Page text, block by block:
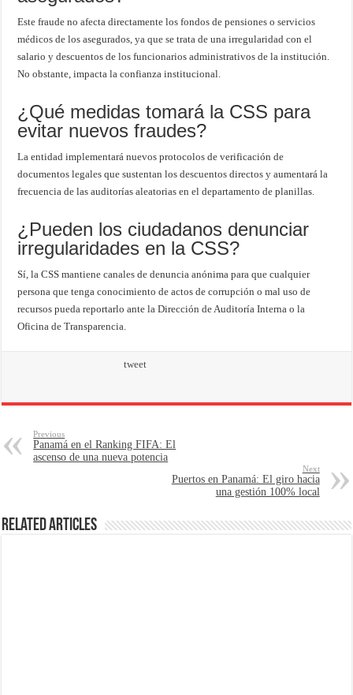
Este fraude no afecta directamente los fondos de pensiones o servicios
médicos de los asegurados, ya que se trata de una irregularidad con el
salario y descuentos de los funcionarios administrativos de la institución.
No obstante, impacta la confianza institucional.
¿Qué medidas tomará la CSS para
evitar nuevos fraudes?
La entidad implementará nuevos protocolos de verificación de
documentos legales que sustentan los descuentos directos y aumentará la
frecuencia de las auditorías aleatorias en el departamento de planillas.
¿Pueden los ciudadanos denunciar
irregularidades en la CSS?
Sí, la CSS mantiene canales de denuncia anónima para que cualquier
persona que tenga conocimiento de actos de corrupción o mal uso de
recursos pueda reportarlo ante la Dirección de Auditoría Interna o la
Oficina de Transparencia.
tweet
Previous
Panamá en el Ranking FIFA: El
ascenso de una nueva potencia
Next
Puertos en Panamá: El giro hacia
una gestión 100% local
Related Articles